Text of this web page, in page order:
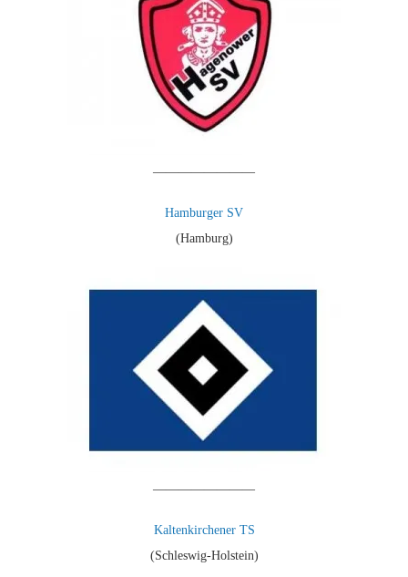
————————
Hamburger SV
(Hamburg)
————————
Kaltenkirchener TS
(Schleswig-Holstein)